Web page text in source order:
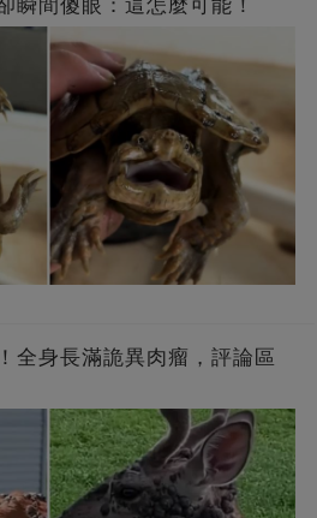
瞬間傻眼：這怎麼可能！
全身長滿詭異肉瘤，評論區